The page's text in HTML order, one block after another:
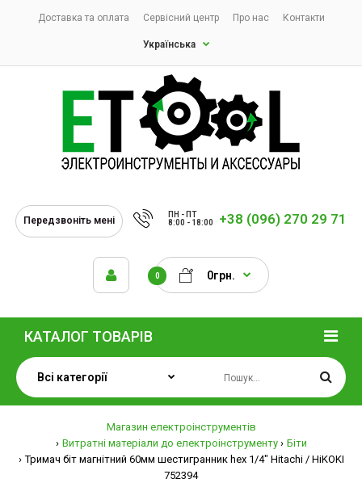
Доставка та оплата Сервісний центр Про нас Контакти
Українська
Передзвоніть мені
ПН - ПТ
8:00 - 18:00
+38 (096) 270 29 71
0 0грн.
КАТАЛОГ ТОВАРІВ
Магазин електроінструментів
Витратні матеріали до електроінструменту
Біти
Тримач біт магнітний 60мм шестигранник hex 1/4" Hitachi / HiKOKI
752394